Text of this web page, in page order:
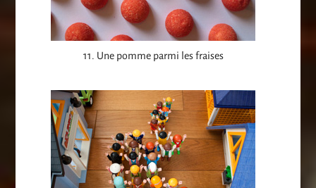
11. Une pomme parmi les fraises